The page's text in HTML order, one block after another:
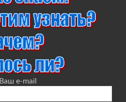
Ваш e-mail